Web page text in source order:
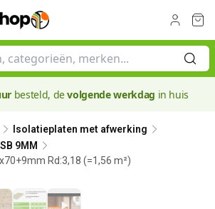
besteld, devolgende werkdag in huis
Isolatieplaten met afwerking
9MM
Rd:3,18 (=1,56 m²)